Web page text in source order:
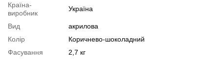
Країна-
виробник
Україна
Вид
акрилова
Колір
Коричнево-шоколадний
Фасування
2,7 кг